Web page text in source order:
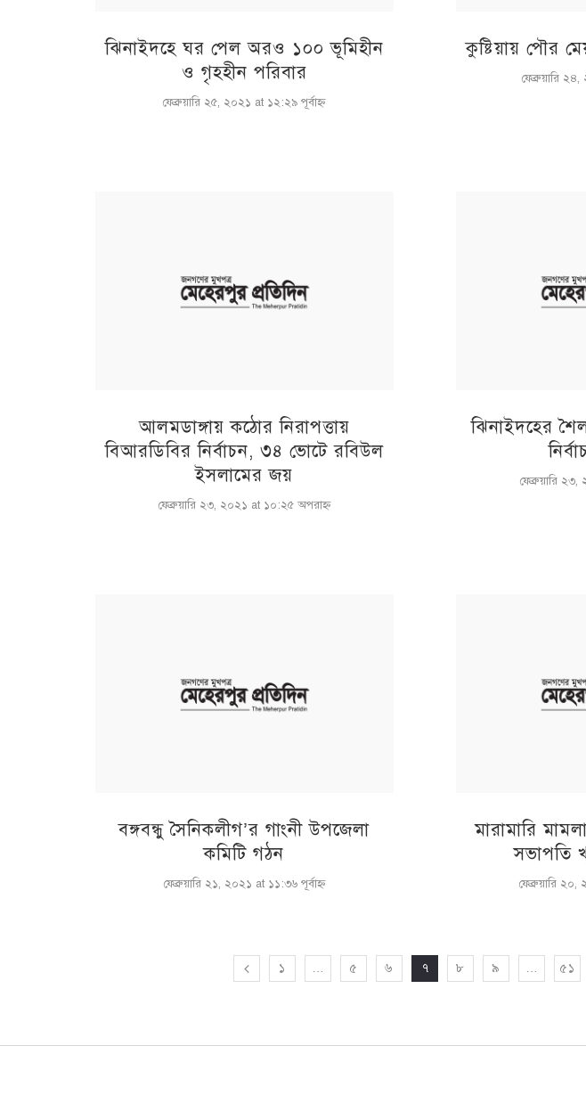
ঝিনাইদহে ঘর পেল অরও ১০০ ভূমিহীন
ও গৃহহীন পরিবার
ফেব্রুয়ারি ২৫, ২০২১ at ১২:২৯ পূর্বাহ্ণ
কুষ্টিয়ায় পৌর
ফেব্রুয়ারি
আলমডাঙ্গায় কঠোর নিরাপত্তায়
বিআরডিবির নির্বাচন, ৩৪ ভোটে রবিউল
ইসলামের জয়
ফেব্রুয়ারি ২৩, ২০২১ at ১০:২৫ অপরাহ্ণ
ঝিনাইদহের
ফেব্রুয়ারি
বঙ্গবন্ধু সৈনিকলীগ’র গাংনী উপজেলা
কমিটি গঠন
ফেব্রুয়ারি ২১, ২০২১ at ১১:৩৬ পূর্বাহ্ণ
মারামারি
সভাপতি
ফেব্রুয়ারি
১ … ৫ ৬ ৭ ৮ ৯ … ৫১